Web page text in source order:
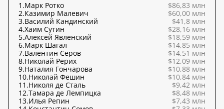
1.Марк Ротко
$86,83 млн
2.Казимир Малевич
$60,00 млн
3.Василий Кандинский
$41,8 млн
4.Хаим Сутин
$28,16 млн
5.Алексей Явленский
$18,59 млн
6.Марк Шагал
$14,85 млн
7.Валентин Серов
$14,51 млн
8.Николай Рерих
$12,09 млн
9.Наталия Гончарова
$10,88 млн
10.Николай Фешин
$10,84 млн
11.Николя де Сталь
$9,42 млн
12.Тамара де Лемпицка
$8,48 млн
13.Илья Репин
$7,43 млн